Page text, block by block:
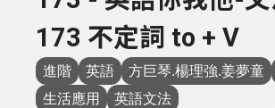
173 不定詞 to + V
進階 英語 方巨琴.楊理強.姜夢童
生活應用
英語文法